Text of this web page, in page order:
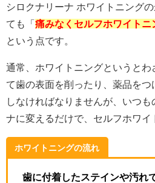
シロクナリーナ ホワイトニング
ても「 痛みなく セルフホワイトニ
という点です。
通常、ホワイトニングというとわ
て歯の表面を削ったり、薬品を
しなければなりませんが、いつ
ナに変えるだけで、セルフホワイ
ホワイトニングの流れ
歯に付着したステインや汚れ